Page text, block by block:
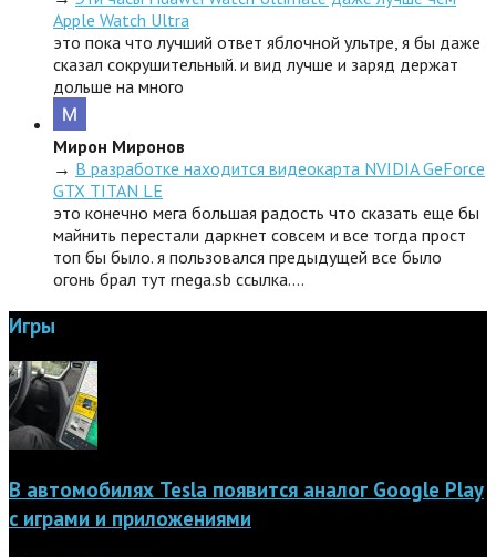
Apple Watch Ultra
это пока что лучший ответ яблочной ультре, я бы даже
сказал сокрушительный. и вид лучше и заряд держат
дольше на много
Мирон Миронов
→ В разработке находится видеокарта NVIDIA GeForce
GTX TITAN LE
это конечно мега большая радость что сказать еще бы
майнить перестали даркнет совсем и все тогда прост
топ бы было. я пользовался предыдущей все было
огонь брал тут rnega.sb ссылка.…
Игры
В автомобилях Tesla появится аналог Google Play
с играми и приложениями